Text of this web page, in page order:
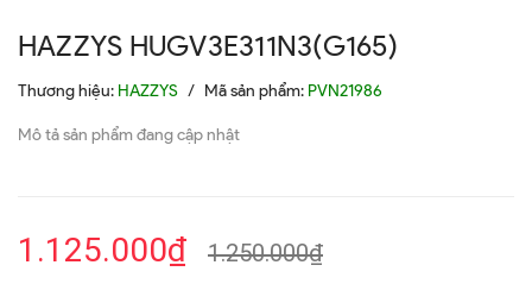
HAZZYS HUGV3E311N3(G165)
Thương hiệu: HAZZYS / Mã sản phẩm: PVN21986
Mô tả sản phẩm đang cập nhật
1.125.000₫ 1.250.000₫